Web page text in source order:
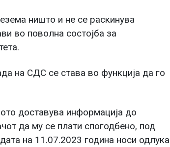
ништо и не се раскинува
во поволна состојба за
на СДС се става во функција да го
доставува информација до
да му се плати спогодбено, под
на 11.07.2023 година носи одлука